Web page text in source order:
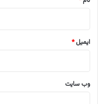
ایمیل*
وب‌ سایت